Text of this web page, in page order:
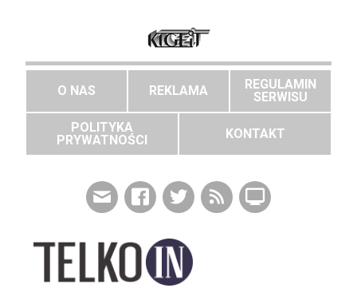
O NAS REKLAMA
REGULAMIN
SERWISU
POLITYKA
PRYWATNOŚCI
KONTAKT